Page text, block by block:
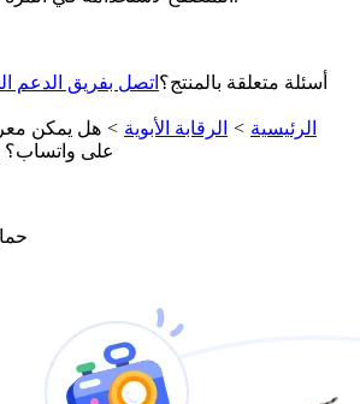
أسئلة متعلقة بالمنتج؟ اتصل بفريق الدعم
الرئيسية > الرقابة الأبوية > هل يمكن
على واتساب؟